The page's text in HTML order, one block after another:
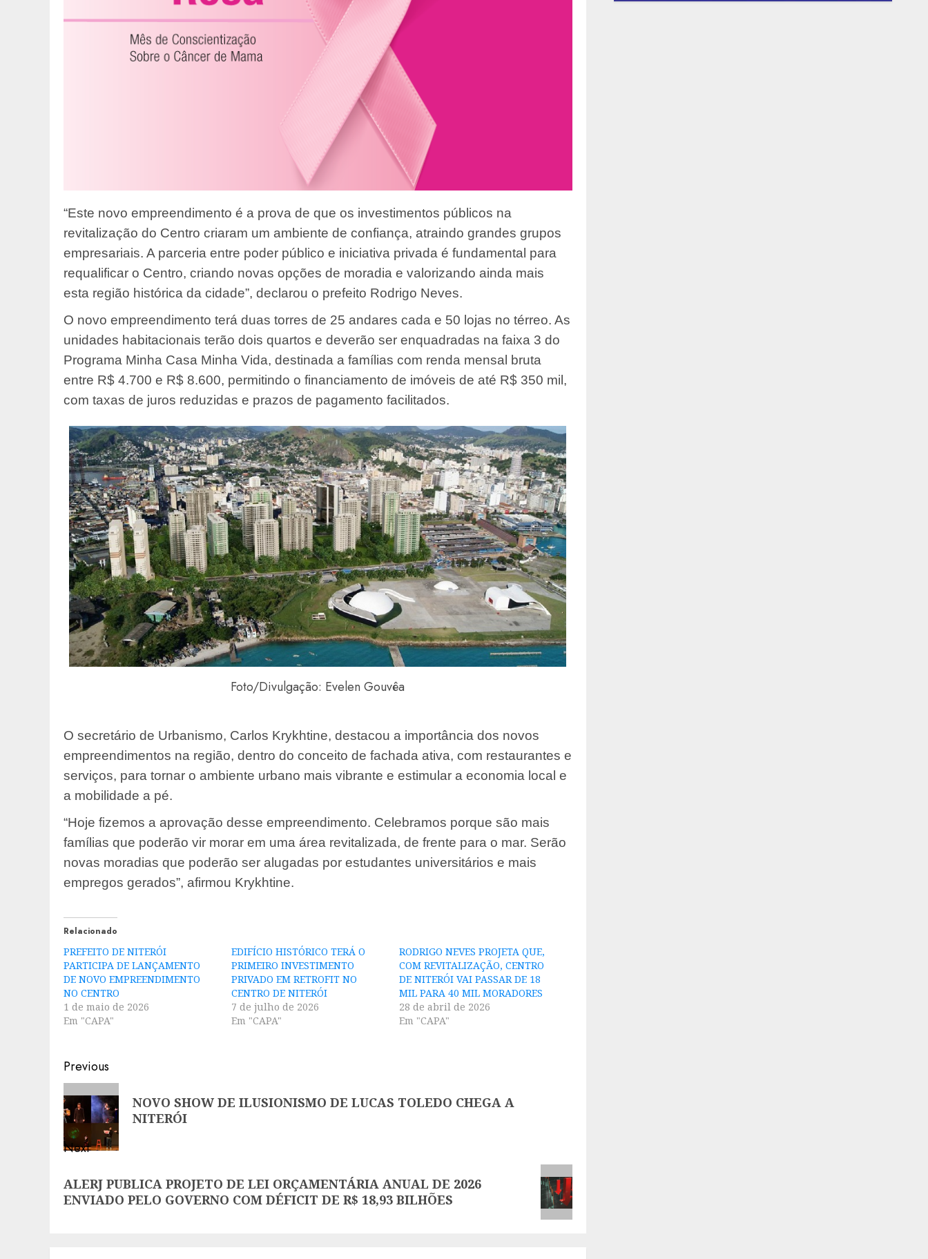
“Este novo empreendimento é a prova de que os investimentos públicos na
revitalização do Centro criaram um ambiente de confiança, atraindo grandes grupos
empresariais. A parceria entre poder público e iniciativa privada é fundamental para
requalificar o Centro, criando novas opções de moradia e valorizando ainda mais
esta região histórica da cidade”, declarou o prefeito Rodrigo Neves.
O novo empreendimento terá duas torres de 25 andares cada e 50 lojas no térreo. As
unidades habitacionais terão dois quartos e deverão ser enquadradas na faixa 3 do
Programa Minha Casa Minha Vida, destinada a famílias com renda mensal bruta
entre R$ 4.700 e R$ 8.600, permitindo o financiamento de imóveis de até R$ 350 mil,
com taxas de juros reduzidas e prazos de pagamento facilitados.
Foto/Divulgação: Evelen Gouvêa
O secretário de Urbanismo, Carlos Krykhtine, destacou a importância dos novos
empreendimentos na região, dentro do conceito de fachada ativa, com restaurantes e
serviços, para tornar o ambiente urbano mais vibrante e estimular a economia local e
a mobilidade a pé.
“Hoje fizemos a aprovação desse empreendimento. Celebramos porque são mais
famílias que poderão vir morar em uma área revitalizada, de frente para o mar. Serão
novas moradias que poderão ser alugadas por estudantes universitários e mais
empregos gerados”, afirmou Krykhtine.
Relacionado
PREFEITO DE NITERÓI
PARTICIPA DE LANÇAMENTO
DE NOVO EMPREENDIMENTO
NO CENTRO
1 de maio de 2026
Em "CAPA"
EDIFÍCIO HISTÓRICO TERÁ O
PRIMEIRO INVESTIMENTO
PRIVADO EM RETROFIT NO
CENTRO DE NITERÓI
7 de julho de 2026
Em "CAPA"
RODRIGO NEVES PROJETA QUE,
COM REVITALIZAÇÃO, CENTRO
DE NITERÓI VAI PASSAR DE 18
MIL PARA 40 MIL MORADORES
28 de abril de 2026
Em "CAPA"
Post
navigation
Previous
Previous
post:
NOVO SHOW DE ILUSIONISMO DE LUCAS TOLEDO CHEGA A
NITERÓI
Next
post:
ALERJ PUBLICA PROJETO DE LEI ORÇAMENTÁRIA ANUAL DE 2026
ENVIADO PELO GOVERNO COM DÉFICIT DE R$ 18,93 BILHÕES